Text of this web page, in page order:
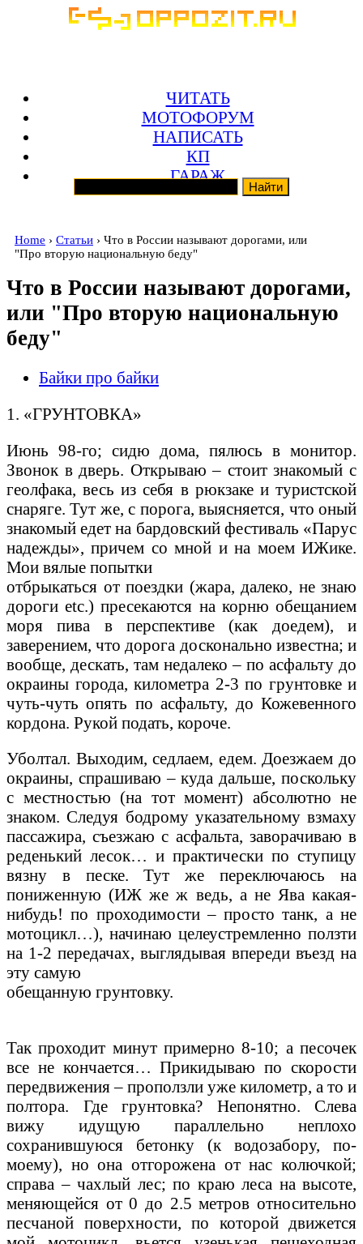
ЧИТАТЬ
МОТОФОРУМ
НАПИСАТЬ
КП
ГАРАЖ
Home › Статьи › Что в России называют дорогами, или
"Про вторую национальную беду"
Что в России называют дорогами,
или "Про вторую национальную
беду"
Байки про байки
1. «ГРУНТОВКА»
Июнь 98-го; сидю дома, пялюсь в монитор.
Звонок в дверь. Открываю – стоит знакомый с
геолфака, весь из себя в рюкзаке и туристской
снаряге. Тут же, с порога, выясняется, что оный
знакомый едет на бардовский фестиваль «Парус
надежды», причем со мной и на моем ИЖике.
Мои вялые попытки
отбрыкаться от поездки (жара, далеко, не знаю
дороги etc.) пресекаются на корню обещанием
моря пива в перспективе (как доедем), и
заверением, что дорога досконально известна; и
вообще, дескать, там недалеко – по асфальту до
окраины города, километра 2-3 по грунтовке и
чуть-чуть опять по асфальту, до Кожевенного
кордона. Рукой подать, короче.
Уболтал. Выходим, седлаем, едем. Доезжаем до
окраины, спрашиваю – куда дальше, поскольку
с местностью (на тот момент) абсолютно не
знаком. Следуя бодрому указательному взмаху
пассажира, съезжаю с асфальта, заворачиваю в
реденький лесок… и практически по ступицу
вязну в песке. Тут же переключаюсь на
пониженную (ИЖ же ж ведь, а не Ява какая-
нибудь! по проходимости – просто танк, а не
мотоцикл…), начинаю целеустремленно ползти
на 1-2 передачах, выглядывая впереди въезд на
эту самую
обещанную грунтовку.
Так проходит минут примерно 8-10; а песочек
все не кончается… Прикидываю по скорости
передвижения – проползли уже километр, а то и
полтора. Где грунтовка? Непонятно. Слева
вижу идущую параллельно неплохо
сохранившуюся бетонку (к водозабору, по-
моему), но она отгорожена от нас колючкой;
справа – чахлый лес; по краю леса на высоте,
меняющейся от 0 до 2.5 метров относительно
песчаной поверхности, по которой движется